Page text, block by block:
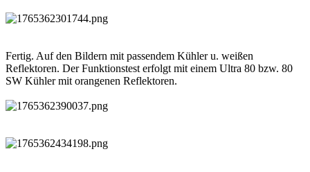
Fertig. Auf den Bildern mit passendem Kühler u. weißen
Reflektoren. Der Funktionstest erfolgt mit einem Ultra 80 bzw. 80
SW Kühler mit orangenen Reflektoren.